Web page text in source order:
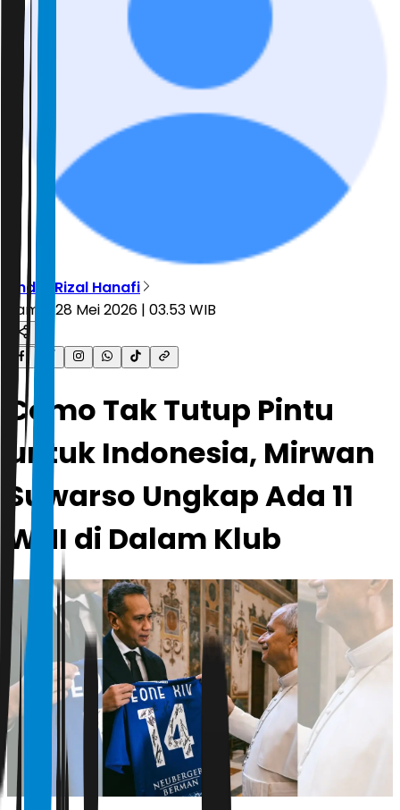
Andre Rizal Hanafi
Kamis, 28 Mei 2026 | 03.53 WIB
Como Tak Tutup Pintu
untuk Indonesia, Mirwan
Suwarso Ungkap Ada 11
WNI di Dalam Klub